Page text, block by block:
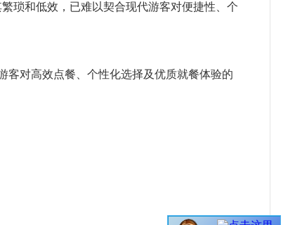
琐和低效，已难以契合现代游客对便捷性、个
客对高效点餐、个性化选择及优质就餐体验的